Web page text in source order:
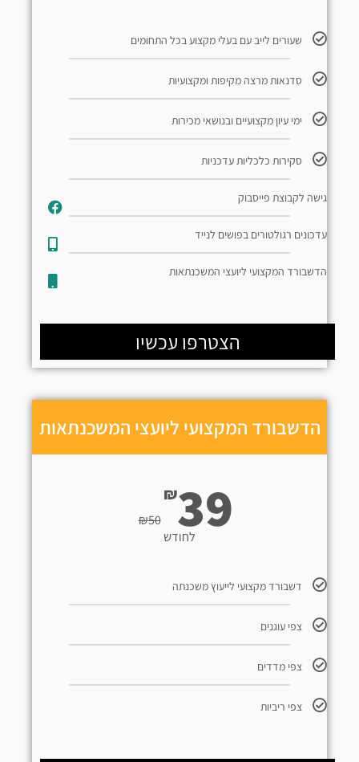
הדשבורד המקצועי ליועצי המשכנתאות
₪50
₪39
לחודש
דשבורד מקצועי לייעוץ משכנתה
צפי עוגנים
צפי מדדים
צפי ריביות
שעורים לייב עם בעלי מקצוע בכל התחומים
סדנאות מרצה מקיפות ומקצועיות
ימי עיון מקצועיים ובנושאי מכירות
סקירות כלכליות עדכניות
גישה לקבוצת פייסבוק
עדכונים רגולטורים בפושים לנייד​
הדשבורד המקצועי ליועצי המשכנתאות
הצטרפו עכשיו